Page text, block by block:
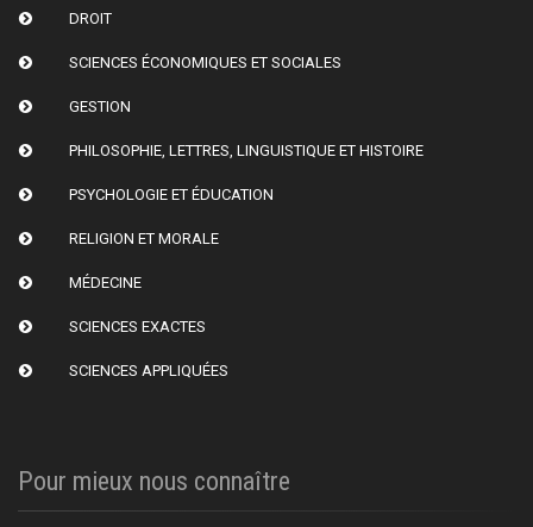
DROIT
SCIENCES ÉCONOMIQUES ET SOCIALES
GESTION
PHILOSOPHIE, LETTRES, LINGUISTIQUE ET HISTOIRE
PSYCHOLOGIE ET ÉDUCATION
RELIGION ET MORALE
MÉDECINE
SCIENCES EXACTES
SCIENCES APPLIQUÉES
Pour mieux nous connaître